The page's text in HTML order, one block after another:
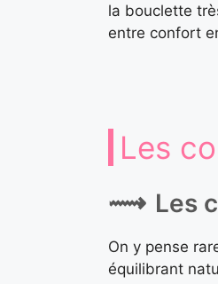
la bouclette
entre confort
Les
Les
On y pense
équilibrant